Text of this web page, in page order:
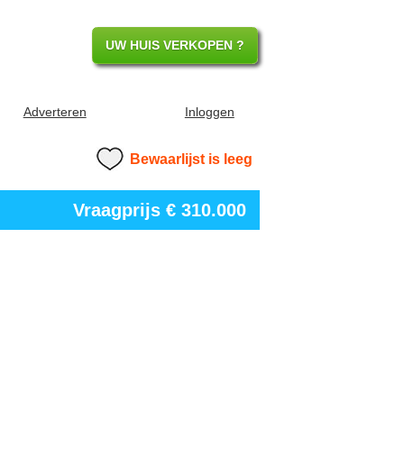
UW HUIS VERKOPEN ?
Adverteren Inloggen
Bewaarlijst is leeg
Vraagprijs € 310.000